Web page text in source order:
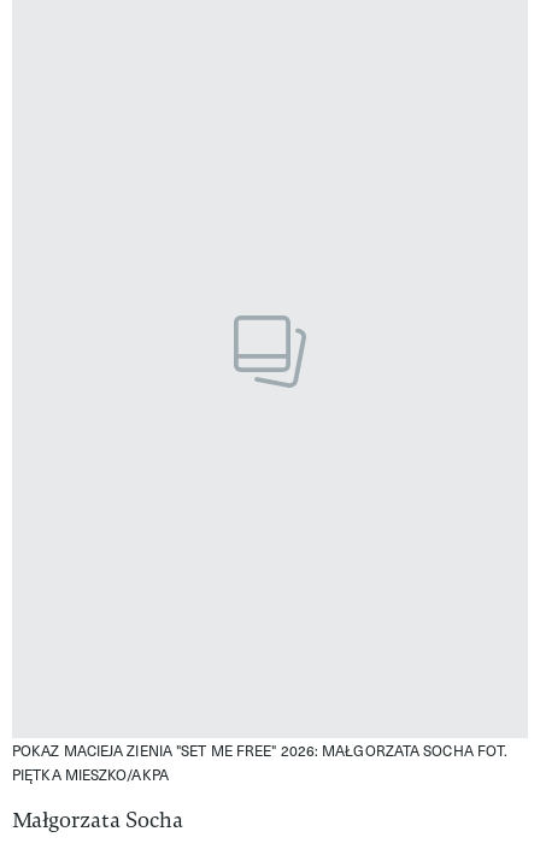
POKAZ MACIEJA ZIENIA "SET ME FREE" 2026: MAŁGORZATA SOCHA FOT.
PIĘTKA MIESZKO/AKPA
Małgorzata Socha